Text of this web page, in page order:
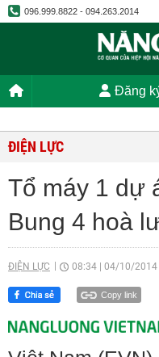
096.999.8822 - 094.263.2014
Đăng
ĐIỆN LỰC
Tổ máy 1 dự
Bung 4 hoà
ĐIỆN LỰC 08:34 04/10/2014
Copy link